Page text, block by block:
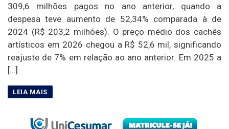
309,6 milhões pagos no ano anterior, quando a
despesa teve aumento de 52,34% comparada à de
2024 (R$ 203,2 milhões). O preço médio dos cachês
artísticos em 2026 chegou a R$ 52,6 mil, significando
reajuste de 7% em relação ao ano anterior. Em 2025 a
[…]